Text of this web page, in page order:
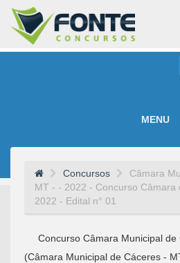
MENU
Concursos
Câmara
MT - - 2022 - Concurso Câmara
2022 - Edital n° 01
Concurso Câmara Municipal de
(Câmara Municipal de Cáceres -